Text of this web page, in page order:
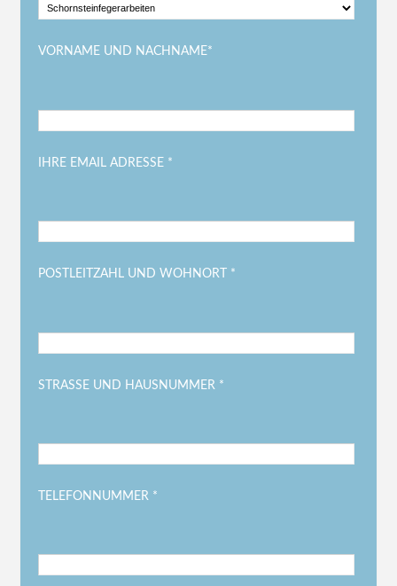
VORNAME UND NACHNAME*
IHRE EMAIL ADRESSE *
POSTLEITZAHL UND WOHNORT *
STRASSE UND HAUSNUMMER *
TELEFONNUMMER *